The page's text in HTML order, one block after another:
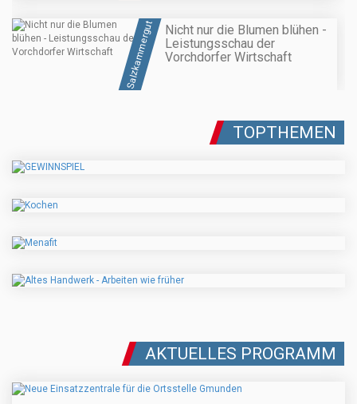
Salzkammergut
Nicht nur die Blumen blühen -
Leistungsschau der
Vorchdorfer Wirtschaft
TOPTHEMEN
AKTUELLES PROGRAMM